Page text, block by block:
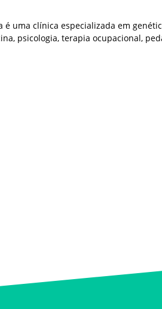
é uma clínica especializada em
psicologia, terapia ocupacional,